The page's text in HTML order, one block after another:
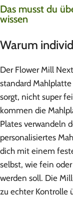
Das musst du
wissen
Warum
Der Flower Mill
standard
sorgt, nicht super
kommen die
Plates verwandeln
personalisiertes
dich mit einem
selbst, wie fein
werden soll. Die
zu echter Kontrolle